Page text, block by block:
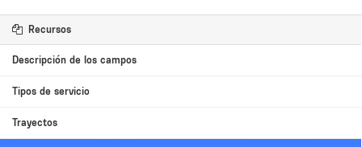
Recursos
Descripción de los campos
Tipos de servicio
Trayectos